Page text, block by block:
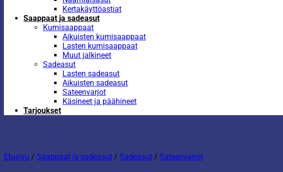
Kertakäyttöastiat
Saappaat ja sadeasut
Kumisaappaat
Aikuisten kumisaappaat
Lasten kumisaappaat
Muut jalkineet
Sadeasut
Lasten sadeasut
Aikuisten sadeasut
Sateenvarjot
Käsineet ja päähineet
Tarjoukset
Etusivu / Saappaat ja sadeasut / Sadeasut / Sateenvarjot